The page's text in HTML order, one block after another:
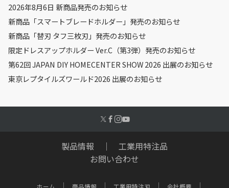
2026年8月6日 新商品発売のお知らせ
新商品「スマートブレードホルダー」発売のお知らせ
新商品「替刃 タフ三枚刃」発売のお知らせ
限定ドレスアップホルダー Ver.C（第3弾）発売のお知らせ
第62回 JAPAN DIY HOMECENTER SHOW 2026 出展のお知らせ
東京レプタイルズワールド2026 出展のお知らせ
製品情報 ｜ 工業用特注品
お問い合わせ